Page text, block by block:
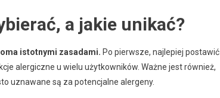
a jakie unikać?
istotnymi zasadami. Po pierwsze, najlepiej postawić
alergiczne u wielu użytkowników. Ważne jest również,
uznawane są za potencjalne alergeny.